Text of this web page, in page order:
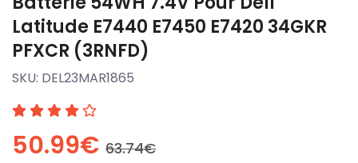
Latitude E7440 E7450 E7420 34GKR
PFXCR (3RNFD)
SKU: DEL23MAR1865
50.99€ 63.74€